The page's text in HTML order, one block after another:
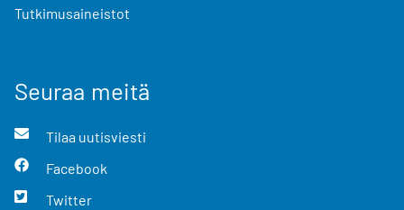
Tutkimusaineistot
Seuraa meitä
Tilaa uutisviesti
Facebook
Twitter